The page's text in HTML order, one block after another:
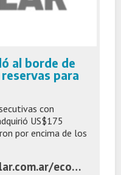
al borde de
para
con
US$175
por encima de los
https://www.diariopopular.com.ar/economia/el-banco-central-quedo-al-borde-completar-la-meta-reservas-2026-n903117